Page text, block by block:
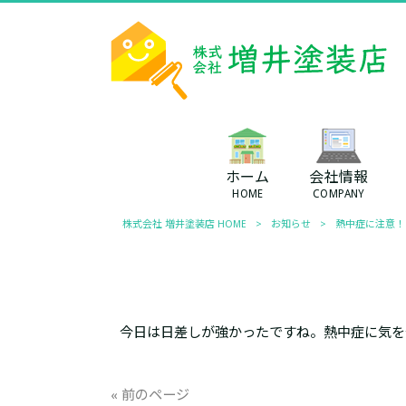
ホーム
HOME
会社情報
COMPANY
株式会社 増井塗装店 HOME > お知らせ > 熱中症に注意！
今日は日差しが強かったですね。熱中症に気
« 前のページ